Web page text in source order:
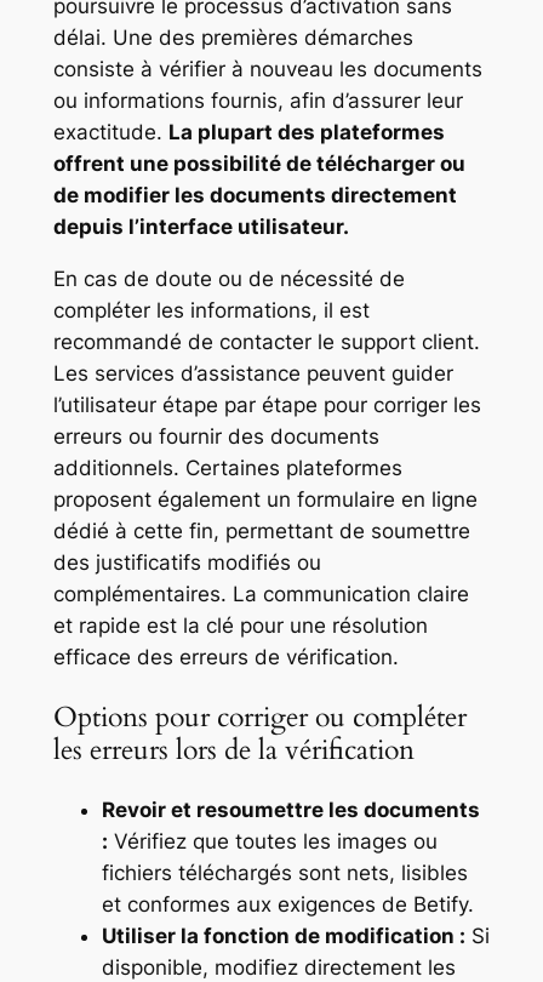
poursuivre le processus d’activation sans
délai. Une des premières démarches
consiste à vérifier à nouveau les documents
ou informations fournis, afin d’assurer leur
exactitude. La plupart des plateformes
offrent une possibilité de télécharger ou
de modifier les documents directement
depuis l’interface utilisateur.
En cas de doute ou de nécessité de
compléter les informations, il est
recommandé de contacter le support client.
Les services d’assistance peuvent guider
l’utilisateur étape par étape pour corriger les
erreurs ou fournir des documents
additionnels. Certaines plateformes
proposent également un formulaire en ligne
dédié à cette fin, permettant de soumettre
des justificatifs modifiés ou
complémentaires. La communication claire
et rapide est la clé pour une résolution
efficace des erreurs de vérification.
Options pour corriger ou compléter
les erreurs lors de la vérification
Revoir et resoumettre les documents
: Vérifiez que toutes les images ou
fichiers téléchargés sont nets, lisibles
et conformes aux exigences de Betify.
Utiliser la fonction de modification : Si
disponible, modifiez directement les